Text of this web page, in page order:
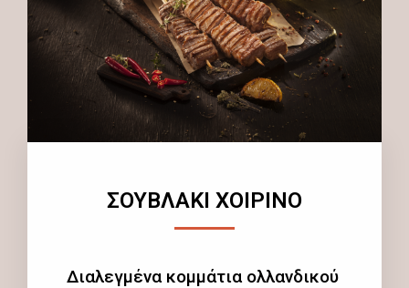
ΣΟΥΒΛΑΚΙ ΧΟΙΡΙΝΟ
Διαλεγμένα κομμάτια ολλανδικού